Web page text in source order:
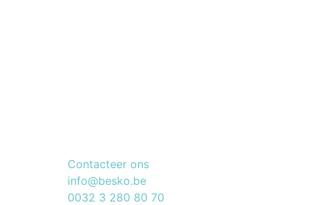
Contacteer ons
info@besko.be
0032 3 280 80 70